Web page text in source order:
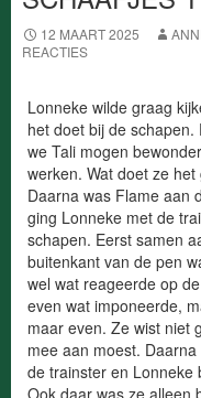
12 MAART 2025
REACTIES
Lonneke wilde graag
het doet bij de schapen.
we Tali mogen
werken. Wat doet ze het
Daarna was Flame aan
ging Lonneke met de
schapen. Eerst samen
buitenkant van de pen
wel wat reageerde op
even wat imponeerde,
maar even. Ze wist niet
mee aan moest.
de trainster en Lonneke
Ook daar was ze alleen